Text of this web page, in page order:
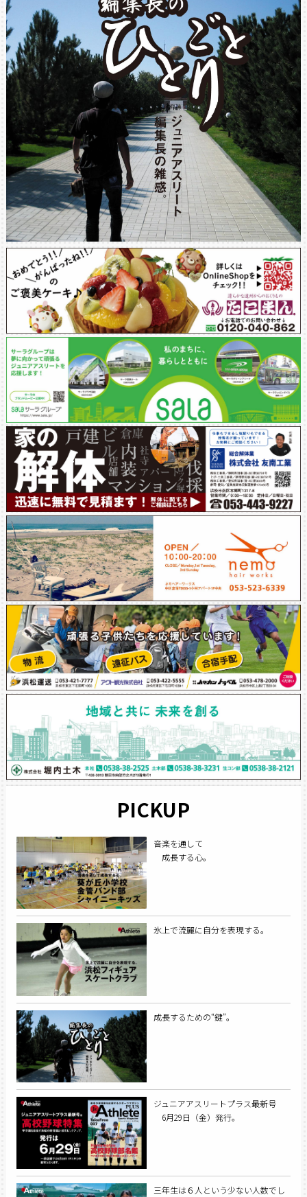
PICKUP
音楽を通して
成長する心。
氷上で流麗に自分を表現する。
成長するための“鍵”。
ジュニアアスリートプラス最新号
6月29日（金）発行。
三年生は６人という少ない人数でし